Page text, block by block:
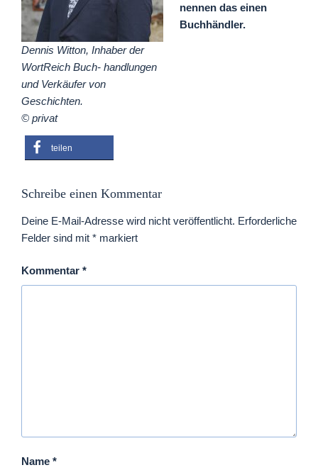
Dennis Witton, Inhaber der
WortReich Buch- handlungen
und Verkäufer von
Geschichten.
© privat
nennen das einen
Buchhändler.
teilen
Schreibe einen Kommentar
Deine E-Mail-Adresse wird nicht veröffentlicht. Erforderliche
Felder sind mit * markiert
Kommentar *
Name *